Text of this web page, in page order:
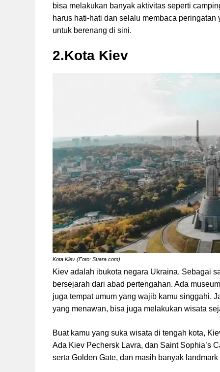
bisa melakukan banyak aktivitas seperti
harus hati-hati dan selalu membaca
untuk berenang di sini.
2.Kota Kiev
Kota Kiev (Foto: Suara.com)
Kiev adalah ibukota negara Ukraina. Sebagai
bersejarah dari abad pertengahan. Ada
juga tempat umum yang wajib kamu singgahi.
yang menawan, bisa juga melakukan wisata
Buat kamu yang suka wisata di tengah kota,
Ada Kiev Pechersk Lavra, dan Saint Sophia’s
serta Golden Gate, dan masih banyak